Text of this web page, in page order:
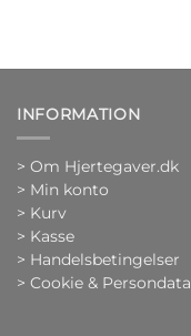
INFORMATION
> Om Hjertegaver.dk
> Min konto
> Kurv
> Kasse
> Handelsbetingelser
> Cookie & Persondata